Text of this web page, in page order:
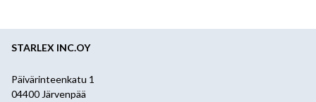
STARLEX INC.OY
Päivärinteenkatu 1
04400 Järvenpää